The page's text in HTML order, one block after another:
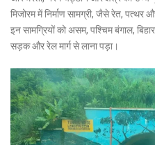
मिजोरम में निर्माण सामग्री, जैसे रेत,
इन सामग्रियों को असम, पश्चिम बंगाल,
सड़क और रेल मार्ग से लाना पड़ा।